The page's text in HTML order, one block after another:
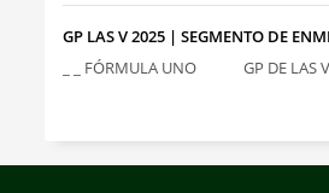
GP LAS V 2025 | SEGMENTO DE
_ _ FÓRMULA UNO GP DE LAS